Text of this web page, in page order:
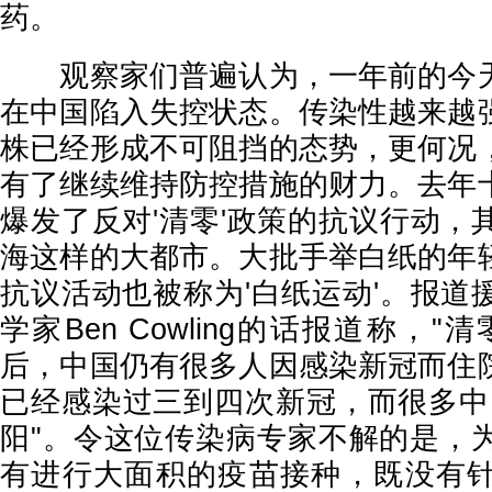
药。
观察家们普遍认为，一年前的今
在中国陷入失控状态。传染性越来越
株已经形成不可阻挡的态势，更何况
有了继续维持防控措施的财力。去年
爆发了反对'清零'政策的抗议行动，
海这样的大都市。大批手举白纸的年
抗议活动也被称为'白纸运动'。报道
学家Ben Cowling的话报道称，"清
后，中国仍有很多人因感染新冠而住
已经感染过三到四次新冠，而很多
阳"。令这位传染病专家不解的是，
有进行大面积的疫苗接种，既没有